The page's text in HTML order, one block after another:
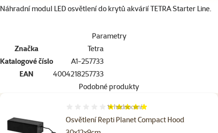
superzoo.product.detail.content
Náhradní modul LED osvětlení do krytů akvárií TETRA Starter Line.
Parametry
Značka
Tetra
Katalogové číslo
A1-257733
EAN
4004218257733
Podobné produkty
Osvětlení Repti Planet Compact Hood
Hodnocení 100%, počet hodnocení: 1
1×hodnocení